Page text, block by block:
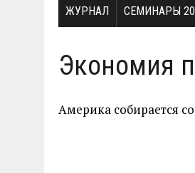
ЖУРНАЛ СЕМИНАРЫ
Экономия
Америка собирается